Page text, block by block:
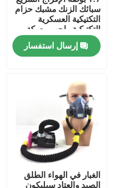
سبائك الزنك مشبك حزام
التكتيكية العسكرية
التكتيكية واجب معركة
الحزام
إرسال استفسار
الغبار في الهواء الطلق
الصيد والعتاد سيليكون